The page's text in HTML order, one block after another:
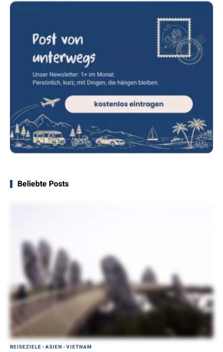
Beliebte Posts
REISEZIELE - ASIEN - VIETNAM